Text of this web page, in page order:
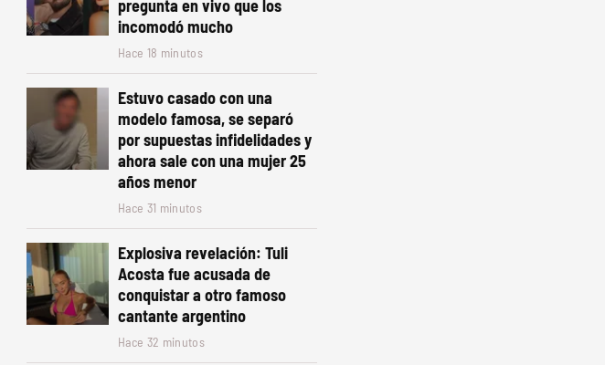
pregunta en vivo que los
incomodó mucho
Hace 18 minutos
Estuvo casado con una
modelo famosa, se separó
por supuestas infidelidades y
ahora sale con una mujer 25
años menor
Hace 31 minutos
Explosiva revelación: Tuli
Acosta fue acusada de
conquistar a otro famoso
cantante argentino
Hace 32 minutos